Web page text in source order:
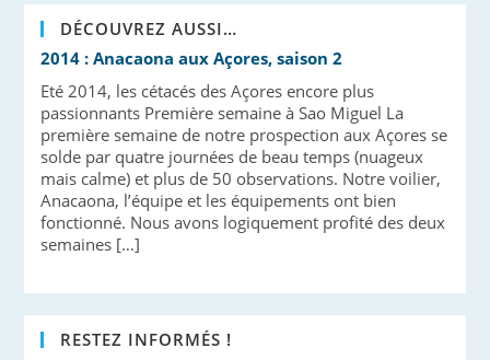
DÉCOUVREZ AUSSI…
2014 : Anacaona aux Açores, saison 2
Eté 2014, les cétacés des Açores encore plus
passionnants Première semaine à Sao Miguel La
première semaine de notre prospection aux Açores se
solde par quatre journées de beau temps (nuageux
mais calme) et plus de 50 observations. Notre voilier,
Anacaona, l’équipe et les équipements ont bien
fonctionné. Nous avons logiquement profité des deux
semaines […]
RESTEZ INFORMÉS !